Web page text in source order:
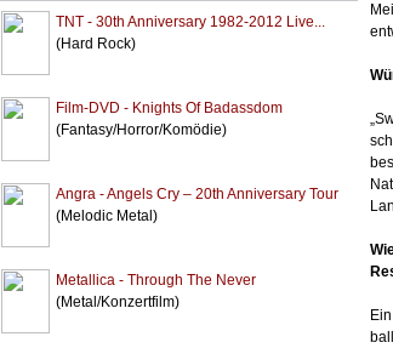
TNT - 30th Anniversary 1982-2012 Live...
(Hard Rock)
Film-DVD - Knights Of Badassdom
(Fantasy/Horror/Komödie)
Angra - Angels Cry – 20th Anniversary Tour
(Melodic Metal)
Metallica - Through The Never
(Metal/Konzertfilm)